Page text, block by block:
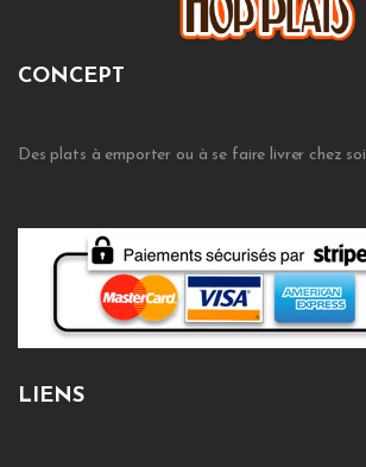
CONCEPT
Des plats à emporter ou à se faire livrer chez soi
LIENS